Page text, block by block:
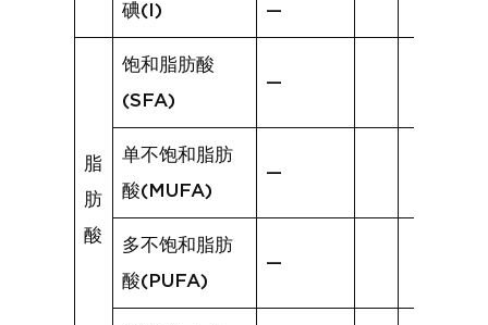
碘(I) —
脂
肪
酸
饱和脂肪酸
(SFA)
—
单不饱和脂肪
酸(MUFA)
—
多不饱和脂肪
酸(PUFA)
—